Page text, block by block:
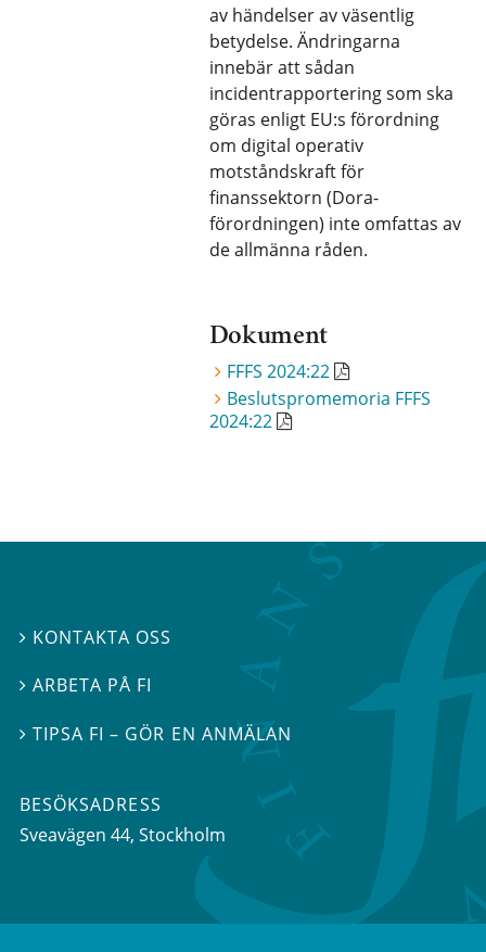
av händelser av väsentlig
betydelse. Ändringarna
innebär att sådan
incidentrapportering som ska
göras enligt EU:s förordning
om digital operativ
motståndskraft för
finanssektorn (Dora-
förordningen) inte omfattas av
de allmänna råden.
Dokument
FFFS 2024:22
Beslutspromemoria FFFS
2024:22
 KONTAKTA OSS
ARBETA PÅ FI
TIPSA FI – GÖR EN ANMÄLAN
BESÖKSADRESS
Sveavägen 44, Stockholm